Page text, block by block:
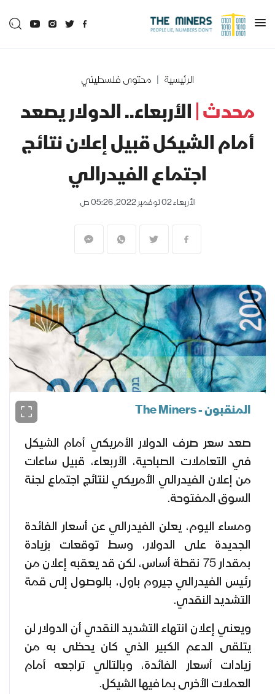
الرئيسية محتوى فلسطيني
محدث |الأربعاء.. الدولار يصعد
أمام الشيكل قبيل إعلان نتائج
اجتماع الفيدرالي
الأربعاء 02 نوفمبر 2022, 05:26 ص
المنقبون - The Miners
صعد سعر صرف الدولار الأمريكي أمام الشيكل
في التعاملات الصباحية، الأربعاء، قبيل ساعات
من إعلان الفيدرالي الأمريكي لنتائج اجتماع لجنة
السوق المفتوحة.
ومساء اليوم، يعلن الفيدرالي عن أسعار الفائدة
الجديدة على الدولار، وسط توقعات بزيادة
بمقدار 75 نقطة أساس، لكن قد يعقبه إعلان من
رئيس الفيدرالي جيروم باول، بالوصول إلى قمة
التشديد النقدي.
ويعني إعلان انتهاء التشديد النقدي أن الدولار لن
يتلقى الدعم الكبير الذي كان يحظى به من
زيادات أسعار الفائدة، وبالتالي تراجعه أمام
العملات الأخرى بما فيها الشيكل.